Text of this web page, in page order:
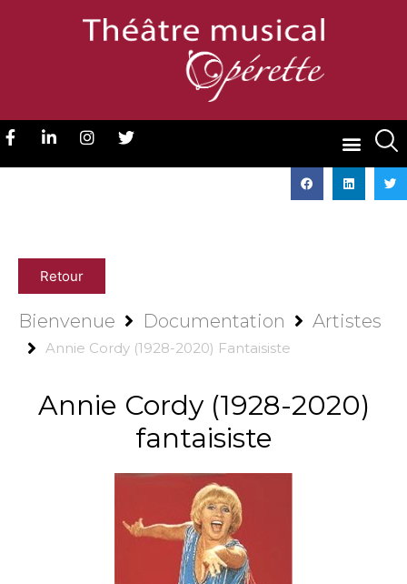
Retour
Bienvenue Documentation Artistes
Annie Cordy (1928-2020) Fantaisiste
Annie Cordy (1928-2020)
fantaisiste